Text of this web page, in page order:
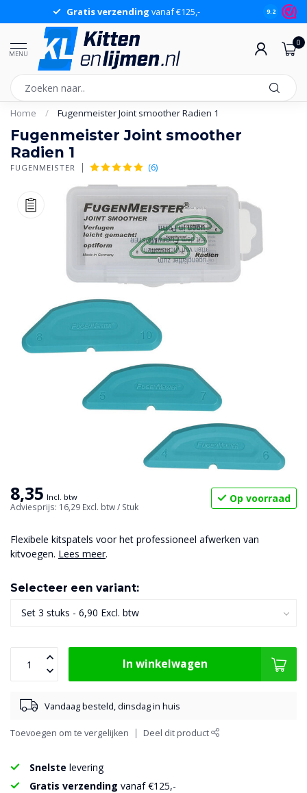
Gratis verzending vanaf €125,- 9.2
MENU
0
Home / Fugenmeister Joint smoother Radien 1
Fugenmeister Joint smoother
Radien 1
FUGENMEISTER (6)
8,35 Incl. btw
Adviesprijs: 16,29 Excl. btw/ Stuk
Op voorraad
Flexibele kitspatels voor het professioneel afwerken van
kitvoegen. Lees meer.
Selecteer een variant:
In winkelwagen
Vandaag besteld, dinsdag in huis
Toevoegen om te vergelijken Deel dit product
Snelste levering
Gratis verzending vanaf €125,-